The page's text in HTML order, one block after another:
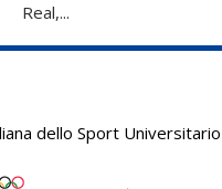
Real,...
dello Sport